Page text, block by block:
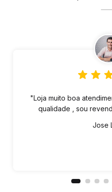
"Loja muito boa
qualidade , sou
Jose